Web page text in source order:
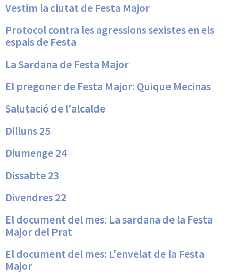
Vestim la ciutat de Festa Major
Protocol contra les agressions sexistes en els
espais de Festa
La Sardana de Festa Major
El pregoner de Festa Major: Quique Mecinas
Salutació de l'alcalde
Dilluns 25
Diumenge 24
Dissabte 23
Divendres 22
El document del mes: La sardana de la Festa
Major del Prat
El document del mes: L'envelat de la Festa
Major